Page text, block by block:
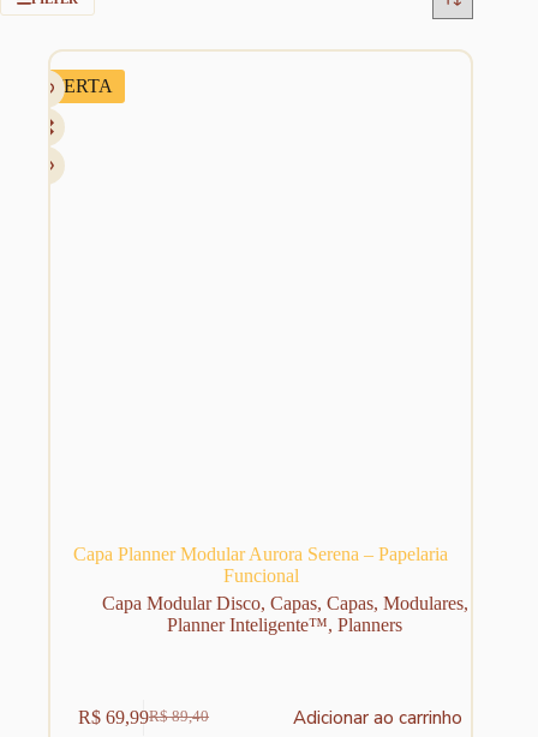
OFERTA
Capa Planner Modular Aurora Serena – Papelaria
Funcional
Capa Modular Disco, Capas, Capas, Modulares,
Planner Inteligente™,Planners
R$89,40
O
R$ 69,99O
Adicionar ao carrinho